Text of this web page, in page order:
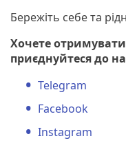
Бережіть себе та
Хочете
приєднуйтеся до
Telegram
Facebook
Instagram